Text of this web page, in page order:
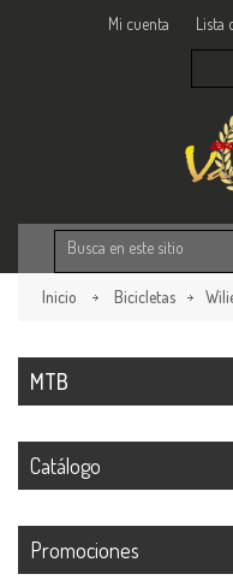
Lista
Mi cuenta
Inicio Bicicletas
MTB
Catálogo
Promociones